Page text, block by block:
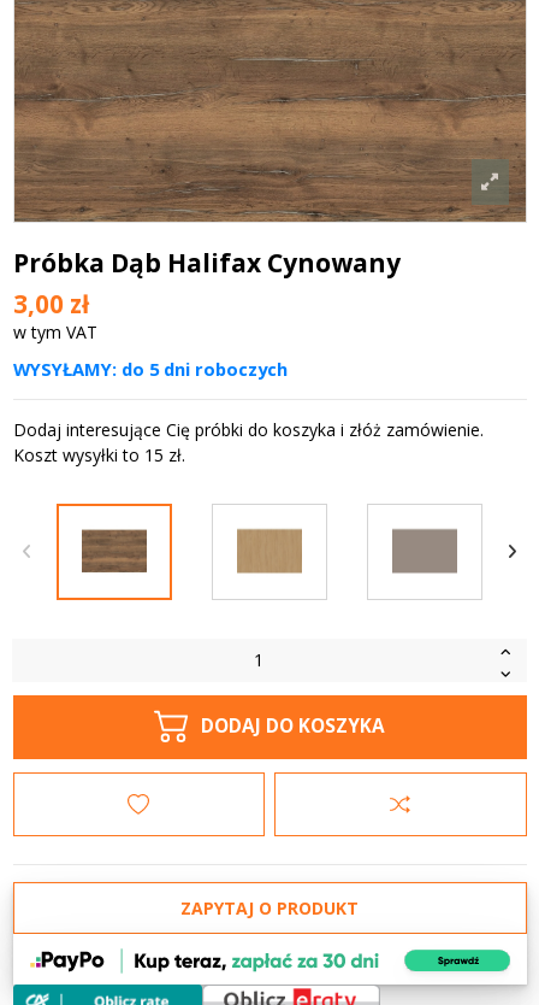
Próbka Dąb Halifax Cynowany
3,00 zł
w tym VAT
WYSYŁAMY: do 5 dni roboczych
Dodaj interesujące Cię próbki do koszyka i złóż zamówienie.
Koszt wysyłki to 15 zł.
DODAJ DO KOSZYKA
ZAPYTAJ O PRODUKT